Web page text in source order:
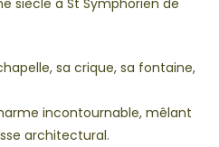
sa crique, sa fontaine,
incontournable, mêlant
architectural.